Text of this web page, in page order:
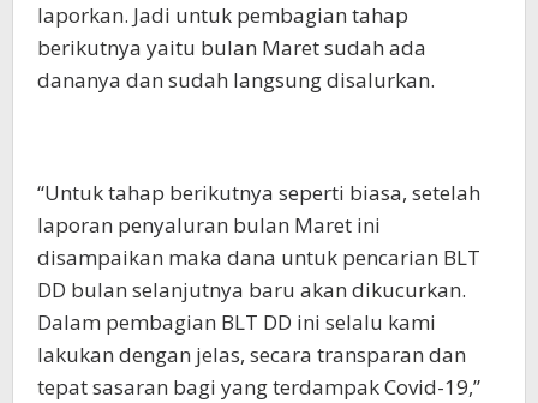
laporkan. Jadi untuk pembagian tahap
berikutnya yaitu bulan Maret sudah ada
dananya dan sudah langsung disalurkan.
“Untuk tahap berikutnya seperti biasa, setelah
laporan penyaluran bulan Maret ini
disampaikan maka dana untuk pencarian BLT
DD bulan selanjutnya baru akan dikucurkan.
Dalam pembagian BLT DD ini selalu kami
lakukan dengan jelas, secara transparan dan
tepat sasaran bagi yang terdampak Covid-19,”